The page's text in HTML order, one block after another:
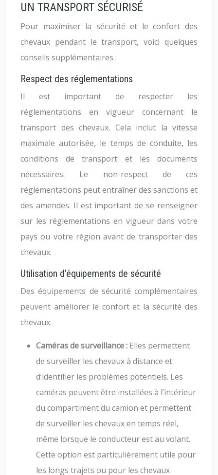
UN TRANSPORT SÉCURISÉ
Pour maximiser la sécurité et le confort des
chevaux pendant le transport, voici quelques
conseils supplémentaires :
Respect des réglementations
Il est important de respecter les
réglementations en vigueur concernant le
transport des chevaux. Cela inclut la vitesse
maximale autorisée, le temps de conduite, les
conditions de transport et les documents
nécessaires. Le non-respect de ces
réglementations peut entraîner des sanctions et
des amendes. Il est important de se renseigner
sur les réglementations en vigueur dans votre
pays ou votre région avant de transporter des
chevaux.
Utilisation d’équipements de sécurité
Des équipements de sécurité complémentaires
peuvent améliorer le confort et la sécurité des
chevaux.
Caméras de surveillance : Elles permettent
de surveiller les chevaux à distance et
d’identifier les problèmes potentiels. Les
caméras peuvent être installées à l’intérieur
du compartiment du camion et permettent
de surveiller les chevaux en temps réel,
même lorsque le conducteur est au volant.
Cette option est particulièrement utile pour
les longs trajets ou pour les chevaux